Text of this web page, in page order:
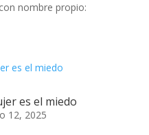
nombre propio:
es el miedo
12, 2025